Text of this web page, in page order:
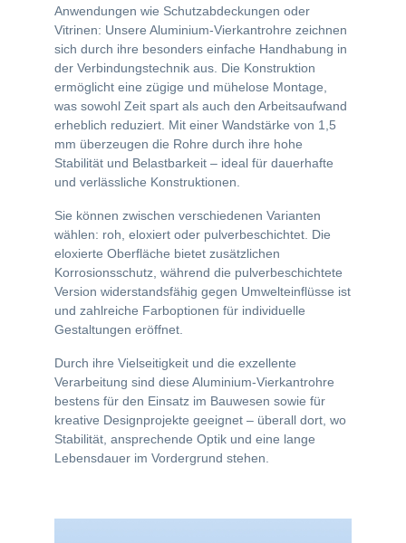
Anwendungen wie Schutzabdeckungen oder
Vitrinen: Unsere Aluminium-Vierkantrohre zeichnen
sich durch ihre besonders einfache Handhabung in
der Verbindungstechnik aus. Die Konstruktion
ermöglicht eine zügige und mühelose Montage,
was sowohl Zeit spart als auch den Arbeitsaufwand
erheblich reduziert. Mit einer Wandstärke von 1,5
mm überzeugen die Rohre durch ihre hohe
Stabilität und Belastbarkeit – ideal für dauerhafte
und verlässliche Konstruktionen.
Sie können zwischen verschiedenen Varianten
wählen: roh, eloxiert oder pulverbeschichtet. Die
eloxierte Oberfläche bietet zusätzlichen
Korrosionsschutz, während die pulverbeschichtete
Version widerstandsfähig gegen Umwelteinflüsse ist
und zahlreiche Farboptionen für individuelle
Gestaltungen eröffnet.
Durch ihre Vielseitigkeit und die exzellente
Verarbeitung sind diese Aluminium-Vierkantrohre
bestens für den Einsatz im Bauwesen sowie für
kreative Designprojekte geeignet – überall dort, wo
Stabilität, ansprechende Optik und eine lange
Lebensdauer im Vordergrund stehen.